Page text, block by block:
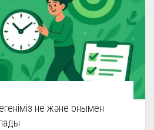
не және онымен